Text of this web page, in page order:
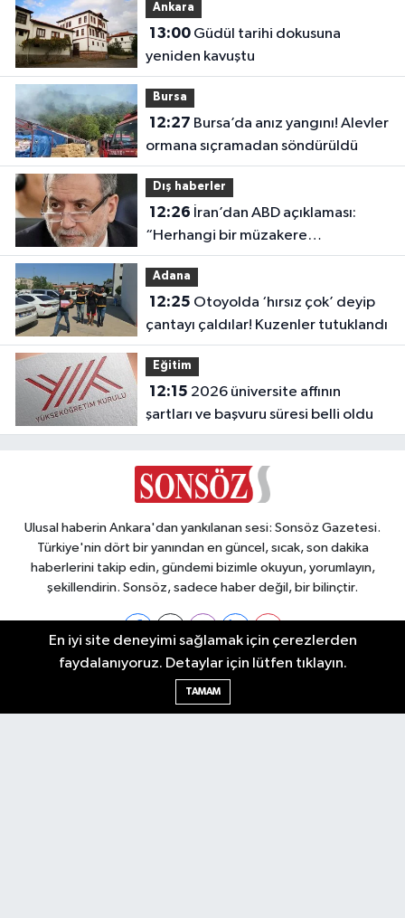
Ankara
13:00Güdül tarihi dokusuna
yeniden kavuştu
Bursa
12:27
ormana sıçramadan söndürüldü
Dış haberler
12:26
“Herhangi bir müzakere
yürütmüyoruz”
Adana
12:25
çantayı çaldılar! Kuzenler tutuklandı
Eğitim
12:15
şartları ve başvuru süresi belli oldu
Ulusal haberin Ankara'dan yankılanan sesi: Sonsöz Gazetesi.
Türkiye'nin dört bir yanından en güncel, sıcak, son dakika
haberlerini takip edin, gündemi bizimle okuyun, yorumlayın,
şekillendirin. Sonsöz, sadece haber değil, bir bilinçtir.
Ankara Nöbetçi Eczaneler
En iyi site deneyimi sağlamak için çerezlerden
faydalanıyoruz. Detaylar için lütfen tıklayın.
TAMAM